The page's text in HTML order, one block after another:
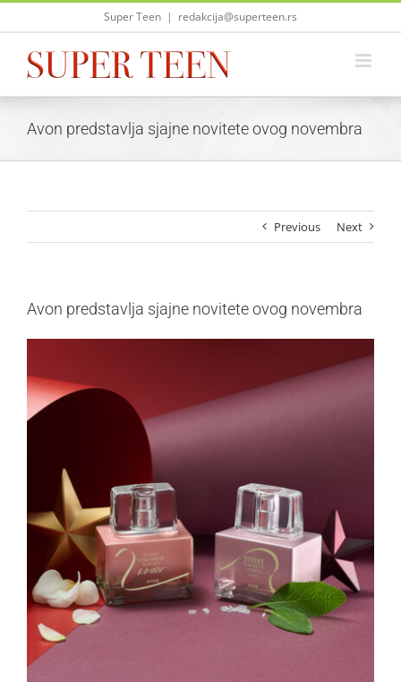
Skip
Super Teen | redakcija@superteen.rs
Avon predstavlja sjajne novitete ovog novembra
Previous Next
Avon predstavlja sjajne novitete ovog novembra